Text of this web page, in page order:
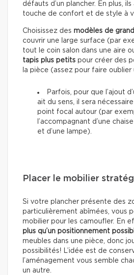
défauts d’un plancher. En plus,
touche de confort et de style à
Choisissez des modèles de
couvrir une large surface (par
tout le coin salon dans une aire
tapis plus petits pour créer des
la pièce (assez pour faire oublier
Parfois, pour que l’ajout
ait du sens, il sera
point focal autour (par
l’accompagnant d’une
et d’une lampe).
Placer le mobilier
Si votre plancher présente des
particulièrement abîmées, vous
mobilier pour les camoufler. En
plus qu’un positionnement
meubles dans une pièce, donc
possibilités! L’idée est de
l’aménagement vous semble
un autre.